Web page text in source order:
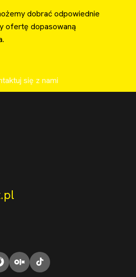
dobrać odpowiednie
ofertę dopasowaną
się z nami